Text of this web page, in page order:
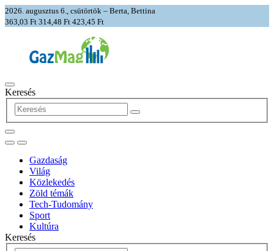
2026. augusztus 6., csütörtök – Berta, Bettina
363,03 Ft 314,48 Ft 423,45 Ft
Keresés
Gazdaság
Világ
Közlekedés
Zöld témák
Tech-Tudomány
Sport
Kultúra
Keresés